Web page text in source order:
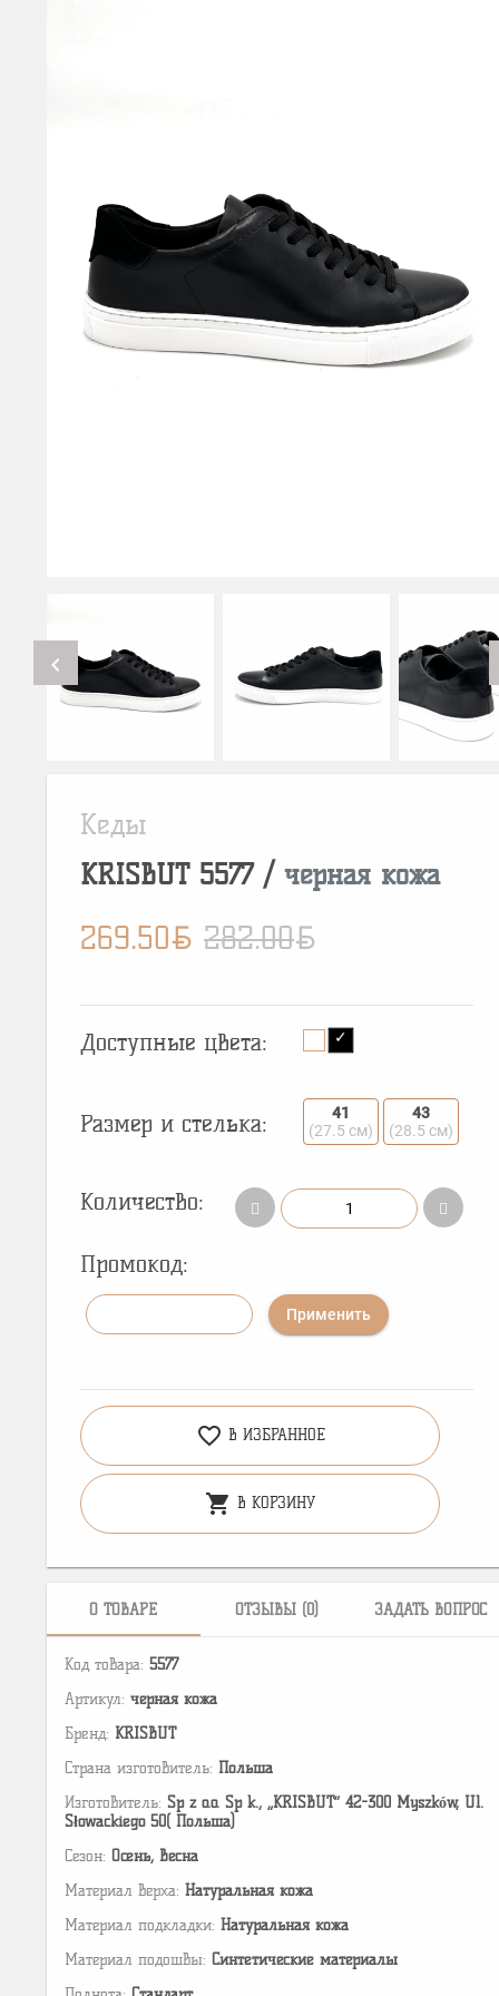
chevron_left
Кеды
KRISBUT 5577/ черная кожа
269.50BYN 282.00BYN
Доступные цвета:
Размер и стелька:
41
(27.5 см)
43
(28.5 см)
Количество:
Промокод:
Применить
favorite_border В ИЗБРАННОЕ
shopping_cart В КОРЗИНУ
О ТОВАРЕ ОТЗЫВЫ (0) ЗАДАТЬ ВОПРОС
Код товара: 5577
Артикул: черная кожа
Бренд: KRISBUT
Страна изготовитель: Польша
Изготовитель: Sp z o.o. Sp k., „KRISBUT” 42-300 Myszków, Ul.
Słowackiego 50( Польша)
Сезон: Осень, Весна
Материал верха: Натуральная кожа
Материал подкладки: Натуральная кожа
Материал подошвы: Cинтетические материалы